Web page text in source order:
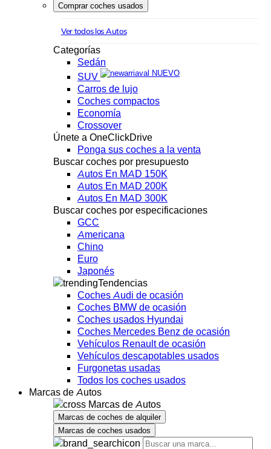
Comprar coches usados
Ver todos los Autos
Categorías
Sedán
SUV
NUEVO
Carros de lujo
Coches compactos
Economía
Crossover
Únete a OneClickDrive
Ponga sus coches a la venta
Buscar coches por presupuesto
Autos En MAD 150K
Autos En MAD 200K
Autos En MAD 300K
Buscar coches por especificaciones
GCC
Americana
Chino
Euro
Japonés
Tendencias
Coches Audi de ocasión
Coches BMW de ocasión
Coches usados Hyundai
Coches Mercedes Benz de ocasión
Vehículos Renault de ocasión
Vehículos descapotables usados
Furgonetas usadas
Todos los coches usados
Marcas de Autos
Marcas de Autos
Marcas de coches de alquiler
Marcas de coches usados